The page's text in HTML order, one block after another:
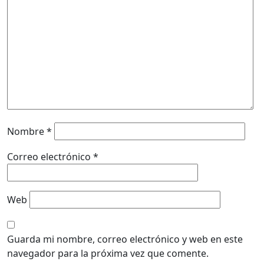
Nombre*
Correo electrónico *
Web
Guarda mi nombre, correo electrónico y web en este
navegador para la próxima vez que comente.